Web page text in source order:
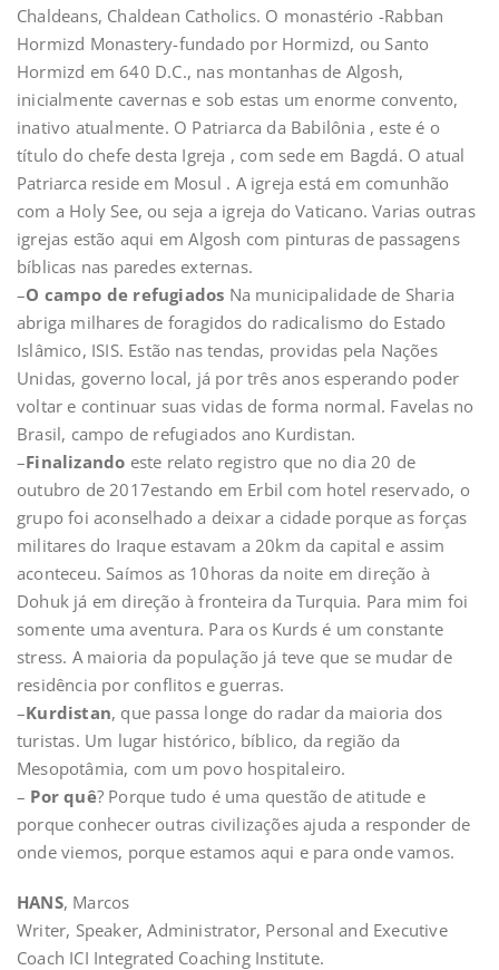
Chaldeans, Chaldean Catholics. O monastério -Rabban
Hormizd Monastery-fundado por Hormizd, ou Santo
Hormizd em 640 D.C., nas montanhas de Algosh,
inicialmente cavernas e sob estas um enorme convento,
inativo atualmente. O Patriarca da Babilônia , este é o
título do chefe desta Igreja , com sede em Bagdá. O atual
Patriarca reside em Mosul . A igreja está em comunhão
com a Holy See, ou seja a igreja do Vaticano. Varias outras
igrejas estão aqui em Algosh com pinturas de passagens
bíblicas nas paredes externas.
–O campo de refugiados Na municipalidade de Sharia
abriga milhares de foragidos do radicalismo do Estado
Islâmico, ISIS. Estão nas tendas, providas pela Nações
Unidas, governo local, já por três anos esperando poder
voltar e continuar suas vidas de forma normal. Favelas no
Brasil, campo de refugiados ano Kurdistan.
–Finalizando este relato registro que no dia 20 de
outubro de 2017estando em Erbil com hotel reservado, o
grupo foi aconselhado a deixar a cidade porque as forças
militares do Iraque estavam a 20km da capital e assim
aconteceu. Saímos as 10horas da noite em direção à
Dohuk já em direção à fronteira da Turquia. Para mim foi
somente uma aventura. Para os Kurds é um constante
stress. A maioria da população já teve que se mudar de
residência por conflitos e guerras.
–Kurdistan, que passa longe do radar da maioria dos
turistas. Um lugar histórico, bíblico, da região da
Mesopotâmia, com um povo hospitaleiro.
– Por quê? Porque tudo é uma questão de atitude e
porque conhecer outras civilizações ajuda a responder de
onde viemos, porque estamos aqui e para onde vamos.
HANS, Marcos
Writer, Speaker, Administrator, Personal and Executive
Coach ICI Integrated Coaching Institute.